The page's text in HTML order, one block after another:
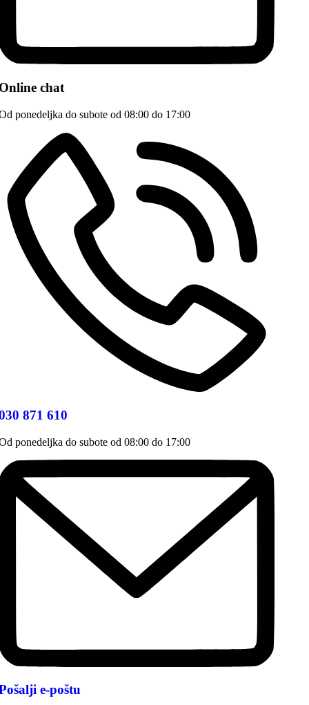
chat
ponedeljka do subote od 08:00 do 17:00
871 610
ponedeljka do subote od 08:00 do 17:00
e-poštu